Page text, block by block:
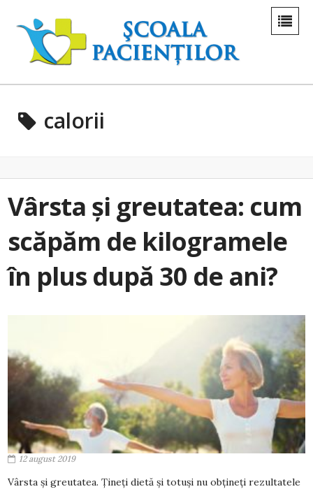
calorii
Vârsta și greutatea: cum
scăpăm de kilogramele
în plus după 30 de ani?
12 august 2019
Vârsta și greutatea. Țineți dietă și totuși nu obțineți rezultatele